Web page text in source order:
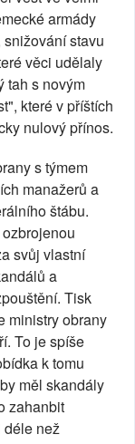
armády
stavu
věci udělaly
tah s novým
které v příštích
nulový přínos.
s týmem
manažerů a
štábu.
svůj vlastní
a
Tisk
ministry obrany
To je spíše
k tomu
měl skandály
zahanbit
déle než